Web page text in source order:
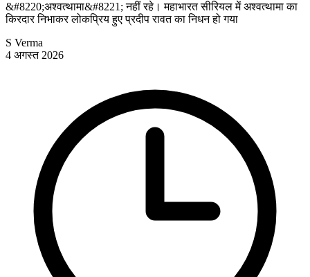
&#8220;अश्वत्थामा&#8221; नहीं रहे। महाभारत सीरियल में अश्वत्थामा का
किरदार निभाकर लोकप्रिय हुए प्रदीप रावत का निधन हो गया
S Verma
4 अगस्त 2026